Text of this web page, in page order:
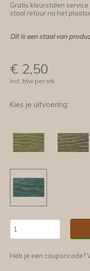
Gratis kleurstalen
staal retour na het
Dit is een staal van
€ 2,50
incl. btw per stk
Kies je uitvoering:
Heb je een couponcode?